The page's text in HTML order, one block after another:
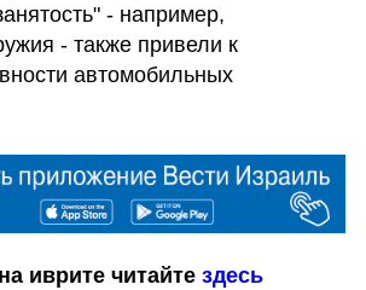
- например,
- также привели к
автомобильных
иврите читайте здесь